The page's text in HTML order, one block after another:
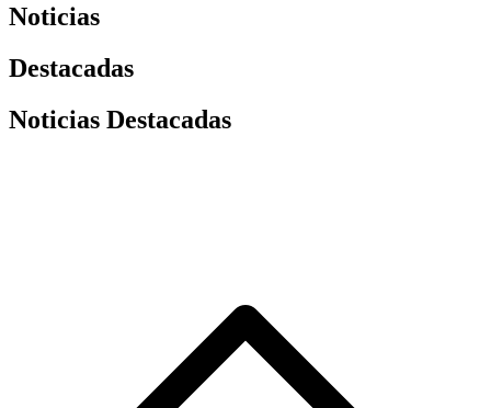
Noticias
Destacadas
Noticias Destacadas